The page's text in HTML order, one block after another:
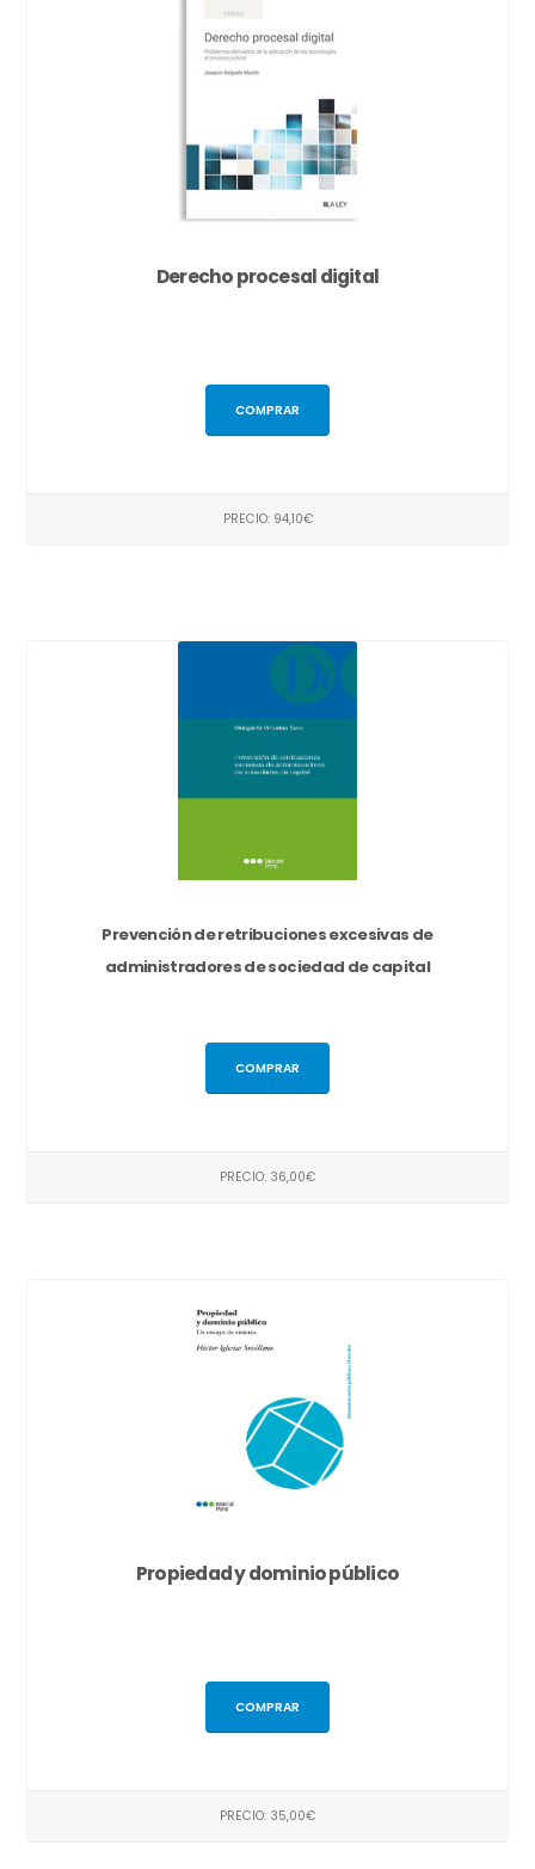
Derecho procesal digital
COMPRAR
PRECIO: 94,10€
Prevención de retribuciones excesivas de
administradores de sociedad de capital
COMPRAR
PRECIO: 36,00€
Propiedad y dominio público
COMPRAR
PRECIO: 35,00€